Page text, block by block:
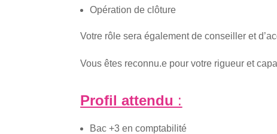
Opération de clôture
Votre rôle sera également de conseiller et
Vous êtes reconnu.e pour votre rigueur et
Profil attendu :
Bac +3 en comptabilité